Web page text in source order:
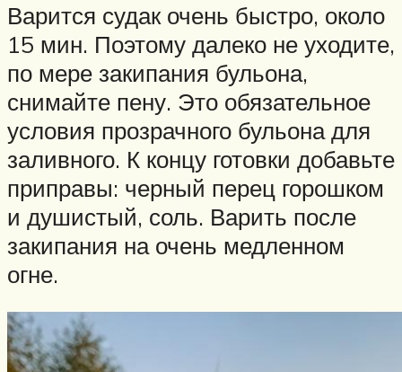
Варится судак очень быстро, около
15 мин. Поэтому далеко не уходите,
по мере закипания бульона,
снимайте пену. Это обязательное
условия прозрачного бульона для
заливного. К концу готовки добавьте
приправы: черный перец горошком
и душистый, соль. Варить после
закипания на очень медленном
огне.